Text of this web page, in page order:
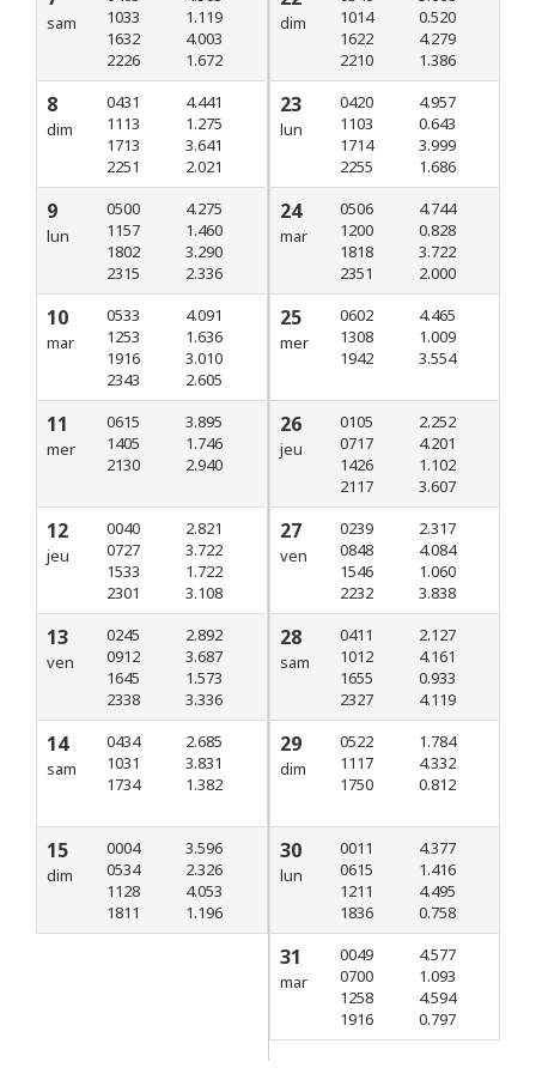
sam
1033
1632
2226
1.119
4.003
1.672
8
dim
0431
1113
1713
2251
4.441
1.275
3.641
2.021
9
lun
0500
1157
1802
2315
4.275
1.460
3.290
2.336
10
mar
0533
1253
1916
2343
4.091
1.636
3.010
2.605
11
mer
0615
1405
2130
3.895
1.746
2.940
12
jeu
0040
0727
1533
2301
2.821
3.722
1.722
3.108
13
ven
0245
0912
1645
2338
2.892
3.687
1.573
3.336
14
sam
0434
1031
1734
2.685
3.831
1.382
15
dim
0004
0534
1128
1811
3.596
2.326
4.053
1.196
dim
1014
1622
2210
0.520
4.279
1.386
23
lun
0420
1103
1714
2255
4.957
0.643
3.999
1.686
24
mar
0506
1200
1818
2351
4.744
0.828
3.722
2.000
25
mer
0602
1308
1942
4.465
1.009
3.554
26
jeu
0105
0717
1426
2117
2.252
4.201
1.102
3.607
27
ven
0239
0848
1546
2232
2.317
4.084
1.060
3.838
28
sam
0411
1012
1655
2327
2.127
4.161
0.933
4.119
29
dim
0522
1117
1750
1.784
4.332
0.812
30
lun
0011
0615
1211
1836
4.377
1.416
4.495
0.758
31
mar
0049
0700
1258
1916
4.577
1.093
4.594
0.797